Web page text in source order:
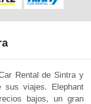
Rental de Sintra y
sus viajes. Elephant
bajos, un gran